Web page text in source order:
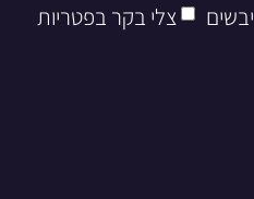
צלי בקר בפטריות